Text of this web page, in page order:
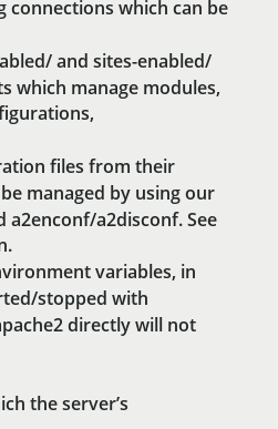
which can be
and sites-enabled/
which manage modules,
files from their
managed by using our
a2enconf/a2disconf. See
variables, in
stopped with
directly will not
the server’s